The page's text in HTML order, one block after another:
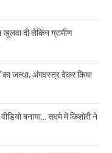
दी लेकिन ग्रामीण
का जत्था, अंगवस्त्र देकर किया
बनाया… सदमे में किशोरी ने